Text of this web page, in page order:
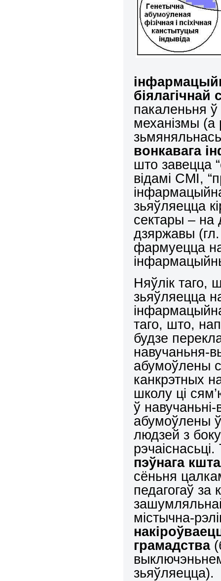
біялагічнай
пакаленьня
механізмы (а
вонкавага
што завецца
відамі СМІ,
зьяўляецца
сектары – на
дзяржавы
фармуецца
Няўлік
зьяўляецца
таго, што,
будзе
навучаньня-
абумоўлены
канкрэтных
школу ці
ў
абумоўлены
людзей з
пэўнага
сёньня
педагогаў
містычна-
грамадства
зьяўляецца).